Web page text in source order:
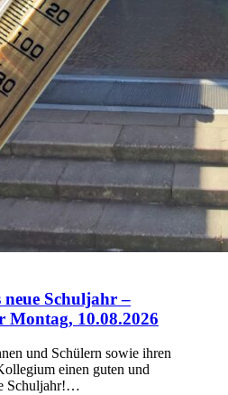
Schuljahr –
Montag, 10.08.2026
und Schülern sowie ihren
einen guten und
Schuljahr!…